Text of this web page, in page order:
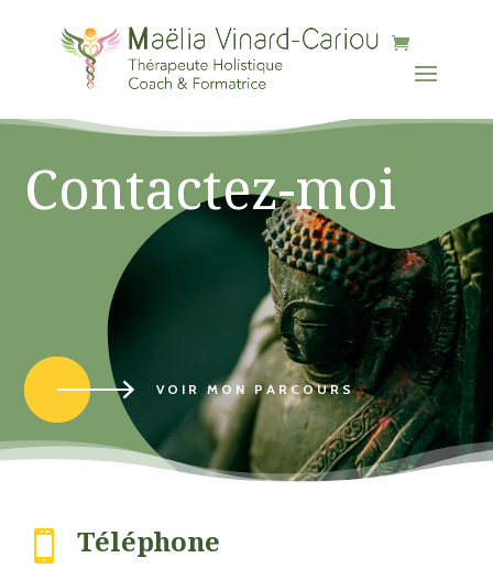
Contactez-moi
VOIR MON PARCOURS
 Téléphone